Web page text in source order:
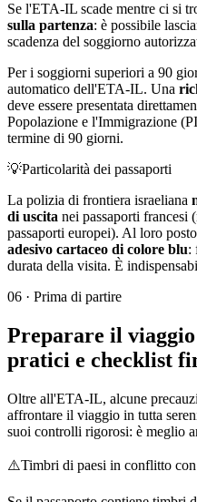
Se l'ETA-IL scade mentre ci si
sulla partenza: è possibile
scadenza del soggiorno
Per i soggiorni superiori a 90
automatico dell'ETA-IL. Una
deve essere presentata
Popolazione e l'Immigrazione
termine di 90 giorni.
💡Particolarità dei passaporti
La polizia di frontiera israeliana
di uscita nei passaporti francesi
passaporti europei). Al loro
adesivo cartaceo di colore blu:
durata della visita. È
06 · Prima di partire
Preparare il
pratici e checklist
Oltre all'ETA-IL, alcune
affrontare il viaggio in tutta
suoi controlli rigorosi: è meglio
⚠️Timbri di paesi in conflitto